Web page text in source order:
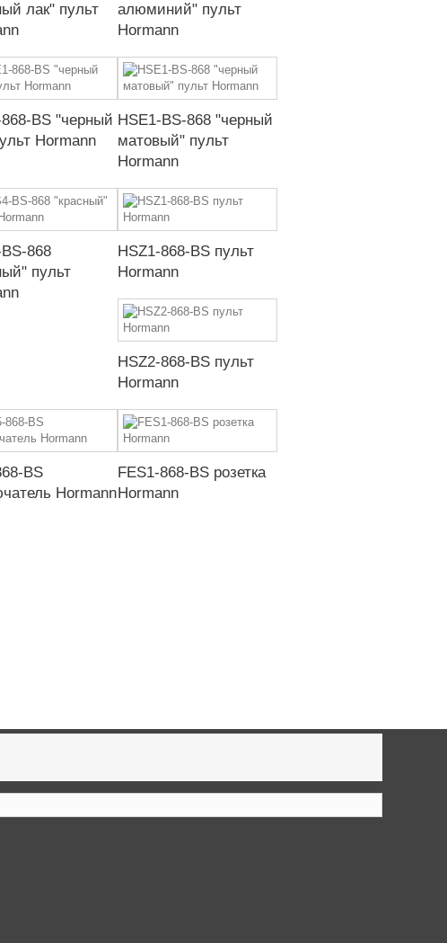
лак" пульт
алюминий" пульт
Hormann
BS "черный
Hormann
HSE1-BS-868 "черный
матовый" пульт
Hormann
868
пульт
HSZ1-868-BS пульт
Hormann
HSZ2-868-BS пульт
Hormann
BS
Hormann
FES1-868-BS розетка
Hormann